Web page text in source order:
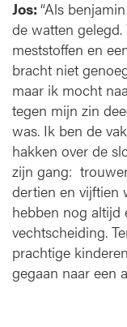
Jos: “Als
de watten
meststoffen en
bracht niet
maar ik mocht
tegen mijn zin
was. Ik ben de
hakken over de
zijn gang:
dertien en vijftien
hebben nog altijd
vechtscheiding.
prachtige
gegaan naar een